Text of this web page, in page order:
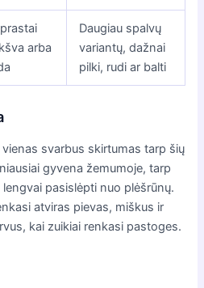
arba
Daugiau spalvų
variantų, dažnai
pilki, rudi ar balti
svarbus skirtumas tarp šių
gyvena žemumoje, tarp
pasislėpti nuo plėšrūnų.
atviras pievas, miškus ir
kai zuikiai renkasi pastoges.